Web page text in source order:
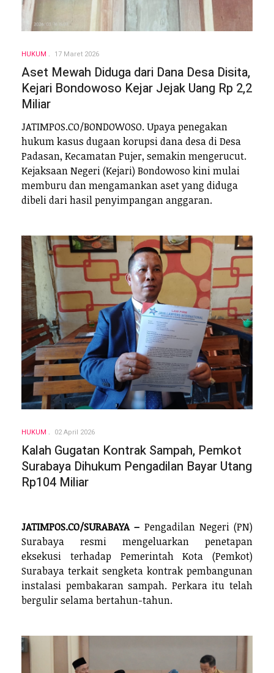
HUKUM 17 Maret 2026
Aset Mewah Diduga dari Dana Desa Disita,
Kejari Bondowoso Kejar Jejak Uang Rp 2,2
Miliar
JATIMPOS.CO/BONDOWOSO. Upaya penegakan
hukum kasus dugaan korupsi dana desa di Desa
Padasan, Kecamatan Pujer, semakin mengerucut.
Kejaksaan Negeri (Kejari) Bondowoso kini mulai
memburu dan mengamankan aset yang diduga
dibeli dari hasil penyimpangan anggaran.
HUKUM 02 April 2026
Kalah Gugatan Kontrak Sampah, Pemkot
Surabaya Dihukum Pengadilan Bayar Utang
Rp104 Miliar
JATIMPOS.CO/SURABAYA – Pengadilan Negeri (PN)
Surabaya resmi mengeluarkan penetapan
eksekusi terhadap Pemerintah Kota (Pemkot)
Surabaya terkait sengketa kontrak pembangunan
instalasi pembakaran sampah. Perkara itu telah
bergulir selama bertahun-tahun.